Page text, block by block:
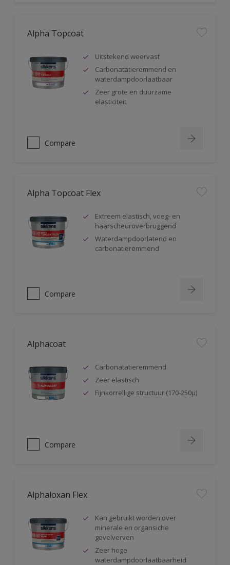
Alpha Topcoat
Uitstekend weervast
Carbonatatieremmend en
waterdampdoorlaatbaar
Zeer grote en duurzame
elasticiteit
Compare
Alpha Topcoat Flex
Extreem elastisch, voeg- en
haarscheuroverbruggend
Waterdampdoorlatend en
carbonatieremmend
Compare
Alphacoat
Carbonatatieremmend
Zeer elastisch
Fijnkorrellige structuur (170-250µ)
Compare
Alphaloxan Flex
Kan gebruikt worden over
minerale en organsiche
gevelverven
Zeer hoge
waterdampdoorlaatbaarheid